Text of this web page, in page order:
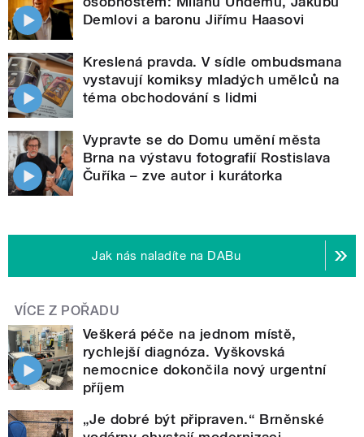
Demlovi a baronu Jiřímu Haasovi
Kreslená pravda. V sídle ombudsmana
vystavují komiksy mladých umělců na
téma obchodování s lidmi
Vypravte se do Domu umění města
Brna na výstavu fotografií Rostislava
Čuříka – zve autor i kurátorka
Jak nás naladíte na DABu
VÍCE Z POŘADU
Veškerá péče na jednom místě,
rychlejší diagnóza. Vyškovská
nemocnice dokončila nový urgentní
příjem
„Je dobré být připraven.“ Brněnské